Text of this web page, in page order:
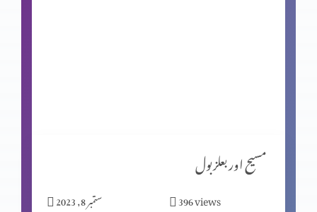
مبارکبادیاں اور افسوس
مسیح اور بعلزبول
ستمبر 8, 2023 396views